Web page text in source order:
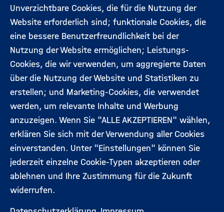
Unverzichtbare Cookies, die für die Nutzung der
Website erforderlich sind; funktionale Cookies, die
eine bessere Benutzerfreundlichkeit bei der
Nutzung der Website ermöglichen; Leistungs-
Cookies, die wir verwenden, um aggregierte Daten
über die Nutzung der Website und Statistiken zu
erstellen; und Marketing-Cookies, die verwendet
werden, um relevante Inhalte und Werbung
anzuzeigen. Wenn Sie "ALLE AKZEPTIEREN" wählen,
erklären Sie sich mit der Verwendung aller Cookies
einverstanden. Unter "Einstellungen" können Sie
jederzeit einzelne Cookie-Typen akzeptieren oder
ablehnen und Ihre Zustimmung für die Zukunft
widerrufen.
Footermenü
(Hauptseite)
Aktuelles Kontakt
Veranstaltungen Datenschutz
Expert:innen Impressum
Folgen Sie uns: